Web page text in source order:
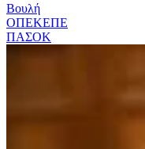
Βουλή
ΟΠΕΚΕΠΕ
ΠΑΣΟΚ